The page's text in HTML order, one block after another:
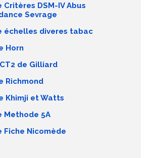
Critères DSM-IV Abus
Sevrage
échelles diveres tabac
Horn
de Gilliard
Richmond
Khimji et Watts
Methode 5A
Fiche Nicomède